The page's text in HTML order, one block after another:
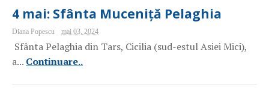
4 mai: Sfânta Muceniță Pelaghia
Diana Popescu mai 03, 2024
Sfânta Pelaghia din Tars, Cicilia (sud-estul Asiei Mici),
a... Continuare..